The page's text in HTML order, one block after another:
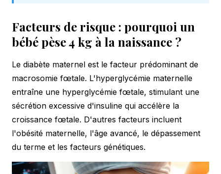
Facteurs de risque : pourquoi un
bébé pèse 4 kg à la naissance ?
Le diabète maternel est le facteur prédominant de
macrosomie fœtale. L'hyperglycémie maternelle
entraîne une hyperglycémie fœtale, stimulant une
sécrétion excessive d'insuline qui accélère la
croissance fœtale. D'autres facteurs incluent
l'obésité maternelle, l'âge avancé, le dépassement
du terme et les facteurs génétiques.